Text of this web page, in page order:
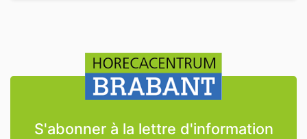
S'abonner à la lettre d'information